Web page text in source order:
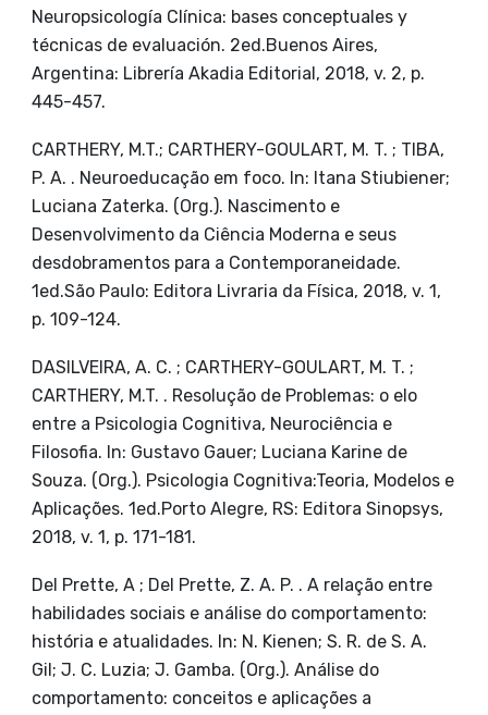
Neuropsicología Clínica: bases conceptuales y
técnicas de evaluación. 2ed.Buenos Aires,
Argentina: Librería Akadia Editorial, 2018, v. 2, p.
445-457.
CARTHERY, M.T.; CARTHERY-GOULART, M. T. ; TIBA,
P. A. . Neuroeducação em foco. In: Itana Stiubiener;
Luciana Zaterka. (Org.). Nascimento e
Desenvolvimento da Ciência Moderna e seus
desdobramentos para a Contemporaneidade.
1ed.São Paulo: Editora Livraria da Física, 2018, v. 1,
p. 109-124.
DASILVEIRA, A. C. ; CARTHERY-GOULART, M. T. ;
CARTHERY, M.T. . Resolução de Problemas: o elo
entre a Psicologia Cognitiva, Neurociência e
Filosofia. In: Gustavo Gauer; Luciana Karine de
Souza. (Org.). Psicologia Cognitiva:Teoria, Modelos e
Aplicações. 1ed.Porto Alegre, RS: Editora Sinopsys,
2018, v. 1, p. 171-181.
Del Prette, A ; Del Prette, Z. A. P. . A relação entre
habilidades sociais e análise do comportamento:
história e atualidades. In: N. Kienen; S. R. de S. A.
Gil; J. C. Luzia; J. Gamba. (Org.). Análise do
comportamento: conceitos e aplicações a